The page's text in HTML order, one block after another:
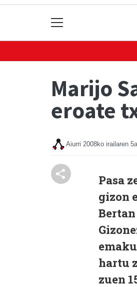
Marijo
eroate
Aiurri 2008ko irailaren 5a
Pasa
gizon
hartu
zuen